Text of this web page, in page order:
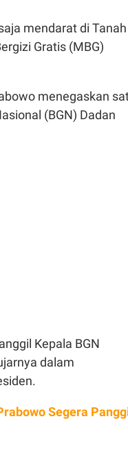
mendarat di Tanah
Gratis (MBG)
menegaskan
(BGN) Dadan
Kepala BGN
dalam
Segera